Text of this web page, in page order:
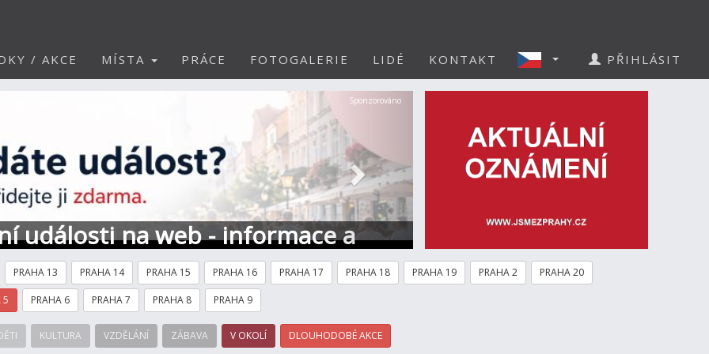
/ AKCE MÍSTA PRÁCE FOTOGALERIE LIDÉ KONTAKT PŘIHLÁSIT
události na web - informace a
Další
Sponzorováno
PRAHA 13 PRAHA 14 PRAHA 15 PRAHA 16 PRAHA 17 PRAHA 18 PRAHA 19 PRAHA 2 PRAHA 20
5 PRAHA 6 PRAHA 7 PRAHA 8 PRAHA 9
KULTURA VZDĚLÁNÍ ZÁBAVA V OKOLÍ DLOUHODOBÉ AKCE